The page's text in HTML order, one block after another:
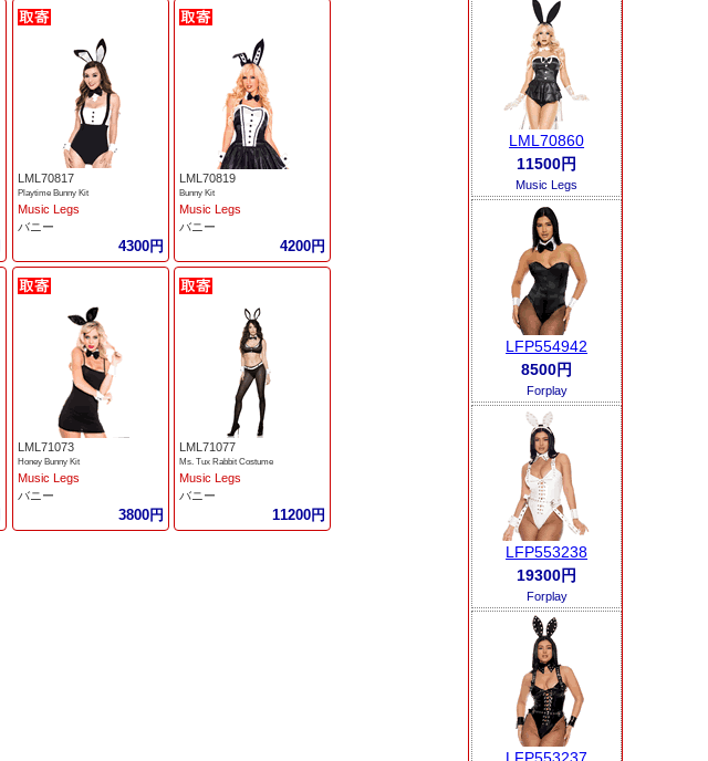
LML70817
Playtime Bunny Kit
Music Legs
バニー
4300円
LML70819
Bunny Kit
Music Legs
バニー
4200円
LML71073
Honey Bunny Kit
Music Legs
バニー
3800円
LML71077
Ms. Tux Rabbit Costume
Music Legs
バニー
11200円
LML70860
11500円
Music Legs
LFP554942
8500円
Forplay
LFP553238
19300円
Forplay